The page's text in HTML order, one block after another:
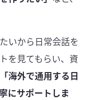
いから日常会話を
を見てもらい、資
「海外で通用する日
にサポートしま